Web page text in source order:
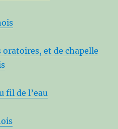
oratoires, et de chapelle
fil de l’eau